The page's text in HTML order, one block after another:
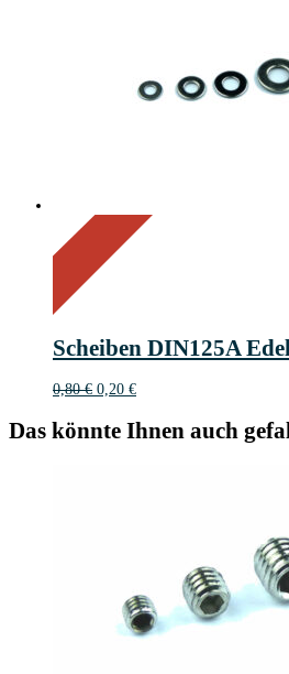
On Sale
€
Scheiben DIN125A
0,80€ Ursprünglicher
war:
0,80 €
0,20 €Aktueller
ist:
0,20 €.
Das könnte Ihnen auch